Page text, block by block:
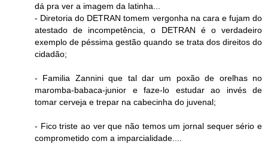
dá pra ver a imagem da latinha...
- Diretoria do DETRAN tomem vergonha na cara e fujam do
atestado de incompetência, o DETRAN é o verdadeiro
exemplo de péssima gestão quando se trata dos direitos do
cidadão;
- Familia Zannini que tal dar um poxão de orelhas no
maromba-babaca-junior e faze-lo estudar ao invés de
tomar cerveja e trepar na cabecinha do juvenal;
- Fico triste ao ver que não temos um jornal sequer sério e
comprometido com a imparcialidade....